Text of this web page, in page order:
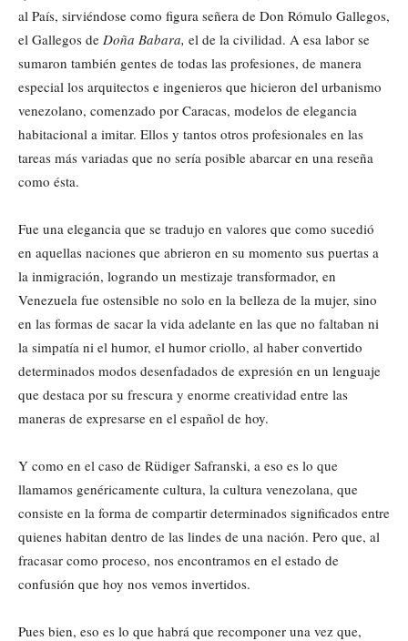
al País, sirviéndose como figura señera de Don Rómulo Gallegos,
el Gallegos de Doña Babara, el de la civilidad. A esa labor se
sumaron también gentes de todas las profesiones, de manera
especial los arquitectos e ingenieros que hicieron del urbanismo
venezolano, comenzado por Caracas, modelos de elegancia
habitacional a imitar. Ellos y tantos otros profesionales en las
tareas más variadas que no sería posible abarcar en una reseña
como ésta.
Fue una elegancia que se tradujo en valores que como sucedió
en aquellas naciones que abrieron en su momento sus puertas a
la inmigración, logrando un mestizaje transformador, en
Venezuela fue ostensible no solo en la belleza de la mujer, sino
en las formas de sacar la vida adelante en las que no faltaban ni
la simpatía ni el humor, el humor criollo, al haber convertido
determinados modos desenfadados de expresión en un lenguaje
que destaca por su frescura y enorme creatividad entre las
maneras de expresarse en el español de hoy.
Y como en el caso de Rüdiger Safranski, a eso es lo que
llamamos genéricamente cultura, la cultura venezolana, que
consiste en la forma de compartir determinados significados entre
quienes habitan dentro de las lindes de una nación. Pero que, al
fracasar como proceso, nos encontramos en el estado de
confusión que hoy nos vemos invertidos.
Pues bien, eso es lo que habrá que recomponer una vez que,